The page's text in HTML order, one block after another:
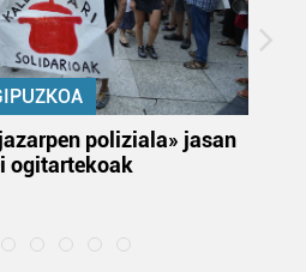
poliziala» jasan
ogitartekoak